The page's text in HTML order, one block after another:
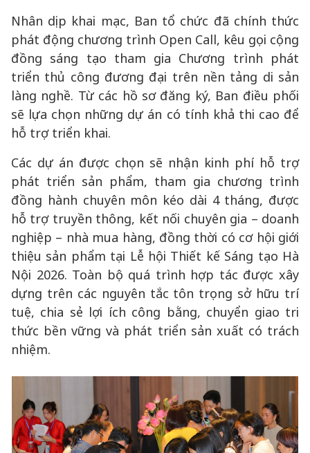
Nhân dịp khai mạc, Ban tổ chức đã chính thức
phát động chương trình Open Call, kêu gọi cộng
đồng sáng tạo tham gia Chương trình phát
triển thủ công đương đại trên nền tảng di sản
làng nghề. Từ các hồ sơ đăng ký, Ban điều phối
sẽ lựa chọn những dự án có tính khả thi cao để
hỗ trợ triển khai.
Các dự án được chọn sẽ nhận kinh phí hỗ trợ
phát triển sản phẩm, tham gia chương trình
đồng hành chuyên môn kéo dài 4 tháng, được
hỗ trợ truyền thông, kết nối chuyên gia – doanh
nghiệp – nhà mua hàng, đồng thời có cơ hội giới
thiệu sản phẩm tại Lễ hội Thiết kế Sáng tạo Hà
Nội 2026. Toàn bộ quá trình hợp tác được xây
dựng trên các nguyên tắc tôn trọng sở hữu trí
tuệ, chia sẻ lợi ích công bằng, chuyển giao tri
thức bền vững và phát triển sản xuất có trách
nhiệm.